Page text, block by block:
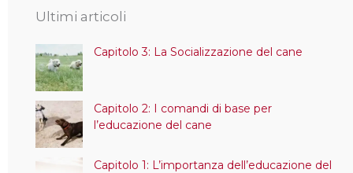
Ultimi articoli
Capitolo 3: La Socializzazione del cane
Capitolo 2: I comandi di base per
l’educazione del cane
Capitolo 1: L’importanza dell’educazione del